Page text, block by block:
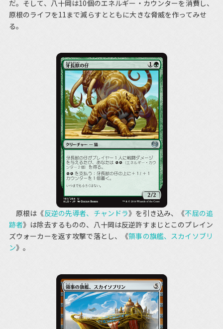
だ。そして、八十岡は10個のエネルギー・カウンターを消費し、
原根のライフを11まで減らすとともに大きな脅威を作ってみせ
る。
原根は《反逆の先導者、チャンドラ》を引き込み、《不屈の追
跡者》は除去するものの、八十岡は反逆許すまじとこのプレイン
ズウォーカーを返す攻撃で落とし、《領事の旗艦、スカイソブリ
ン》。